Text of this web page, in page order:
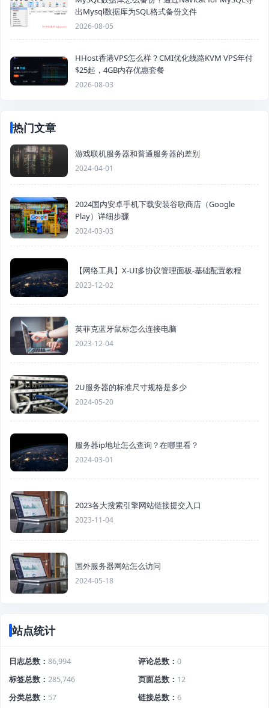
出Mysql数据库为SQL格式备份文件
2026-08-05
HHost香港VPS怎么样？CMI优化线路KVM VPS年付
$25起，4GB内存优惠套餐
2026-08-03
热门文章
游戏联机服务器和普通服务器的差别
2024-04-01
2024国内安卓手机下载安装谷歌商店（Google
Play）详细步骤
2024-03-03
【网络工具】X-UI多协议管理面板-基础配置教程
2023-12-02
英菲克蓝牙鼠标怎么连接电脑
2023-12-04
2U服务器的标准尺寸规格是多少
2024-05-20
服务器ip地址怎么查询？在哪里看？
2024-03-01
2023各大搜索引擎网站链接提交入口
2023-11-04
国外服务器网站怎么访问
2024-05-18
站点统计
日志总数 86,994 评论总数
0
标签总数
285,746 页面总数
12
分类总数
57 链接总数
6